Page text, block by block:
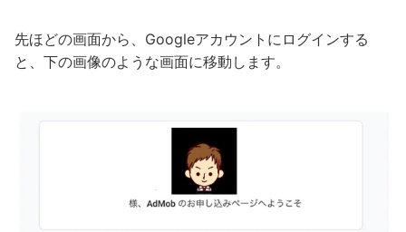
先ほどの画面から、Googleアカウントにログインする
と、下の画像のような画面に移動します。